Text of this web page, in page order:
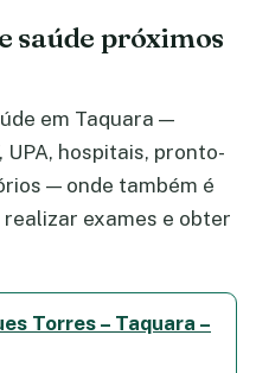
saúde próximos
em Taquara —
UPA, hospitais, pronto-
— onde também é
exames e obter
Torres – Taquara –